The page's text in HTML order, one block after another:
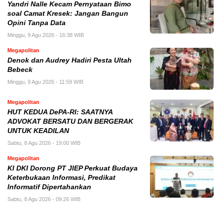
Yandri Nalle Kecam Pernyataan Bimo
soal Camat Kresek: Jangan Bangun
Opini Tanpa Data
Minggu, 9 Agu 2026 - 16:38 WIB
Megapolitan
Denok dan Audrey Hadiri Pesta Ultah
Bebeck
Minggu, 9 Agu 2026 - 11:59 WIB
Megapolitan
HUT KEDUA DePA-RI: SAATNYA
ADVOKAT BERSATU DAN BERGERAK
UNTUK KEADILAN
Sabtu, 8 Agu 2026 - 19:00 WIB
Megapolitan
KI DKI Dorong PT JIEP Perkuat Budaya
Keterbukaan Informasi, Predikat
Informatif Dipertahankan
Sabtu, 8 Agu 2026 - 09:26 WIB